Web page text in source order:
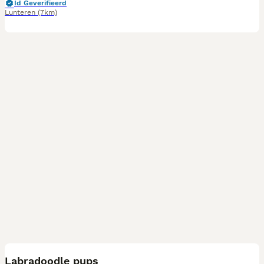
Id Geverifieerd
Lunteren (7km)
Labradoodle pups